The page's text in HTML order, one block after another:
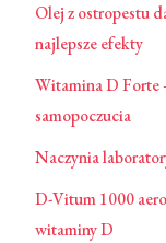
Olej z ostropestu
najlepsze efekty
Witamina D Forte
samopoczucia
Naczynia
D-Vitum 1000
witaminy D